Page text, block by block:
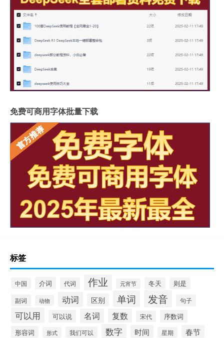
免费可商用字体批量下载
标签
中国 介词 代词 作业 元宵节 冬天
则是
副词
动物 动词 区别 单词 发音 句子
可以用 可以说 名词 复数 宋代
序数词
形容词
形式 我们可以 数字 时间 星期 春节